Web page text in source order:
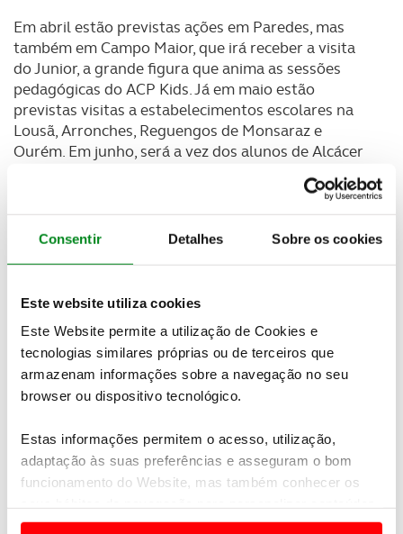
Consentir Detalhes Sobre os cookies
Este website utiliza cookies
Este Website permite a utilização de Cookies e
tecnologias similares próprias ou de terceiros que
armazenam informações sobre a navegação no seu
browser ou dispositivo tecnológico.
Estas informações permitem o acesso, utilização,
adaptação às suas preferências e asseguram o bom
funcionamento do Website, mas também conhecer os
e anúncios de modo a promover produtos e/ou serviços.
Em abril estão previstas ações em Paredes, mas
também em Campo Maior, que irá receber a visita
do Junior, a grande figura que anima as sessões
pedagógicas do ACP Kids. Já em maio estão
previstas visitas a estabelecimentos escolares na
Lousã, Arronches, Reguengos de Monsaraz e
Ourém. Em junho, será a vez dos alunos de Alcácer
As ações do ACP Kids estão divididas numa parte
comuns no quotidiano das crianças, destina-se às
escolas da região, com o objetivo de incutir regras
de segurança rodoviária nos mais novos tornando-
os ‘embaixadores’ das boas práticas junto dos pais e
amigos.